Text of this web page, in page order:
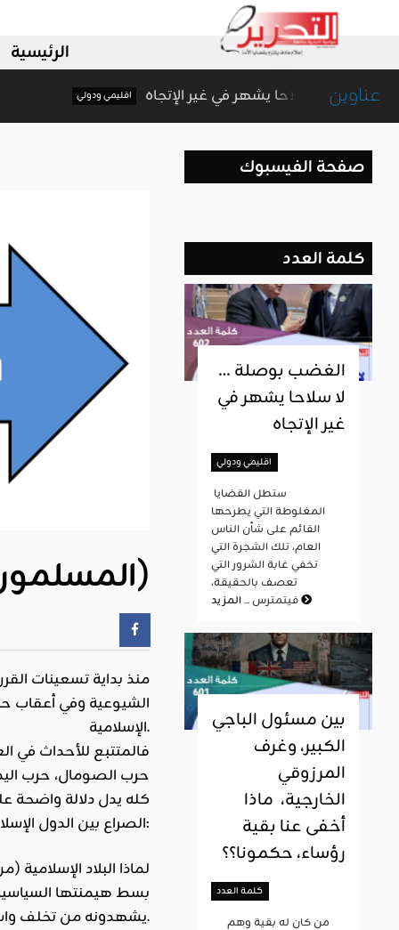
الرئيسية
عناوين
الغضب بوصلة … لا سلاحا يشهر في غير الإتجاه
المسلمون والنظام العالمي الجديد) الجزء الأوّل)
منذ بداية تسعينات
الشيوعية وفي أعقاب
الإسلامية.
فالمتتبع للأحداث في
حرب الصومال، حرب
كله يدل دلالة واضحة
الصراع بين الدول الإسلامية الكبرى لتحقيق الهيمنة وضمان استمرار المصالح. هذا الوضع يطرح تساؤلات عديدة:
لماذا البلاد
بسط هيمنتها
يشهدونه من تخلف واستعمار؟.
صفحة الفيسبوك
كلمة العدد
الغضب بوصلة …
لا سلاحا يشهر في
غير الإتجاه
اقليمي ودولي
المغلوطة التي يطرحها
القائم على شأن الناس
العام، تلك الشجرة التي
تخفي غابة الشرور التي
تعصف بالحقيقة،
فيتمترس ...المزيد
بين مسئول الباجي
الكبير، وغرف
المرزوقي
الخارجية، ماذا
أخفى عنا بقية
رؤساء، حكمونا؟؟
كلمة العدد